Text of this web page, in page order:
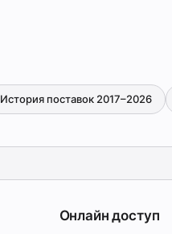
История поставок 2017–2026
Онлайн доступ